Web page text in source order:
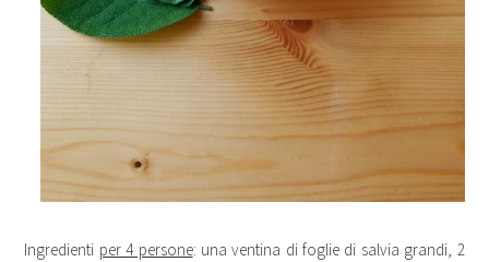
Ingredienti per 4 persone: una ventina di foglie di salvia grandi, 2